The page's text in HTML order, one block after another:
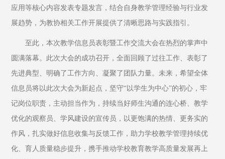
应用等核心内容发表专题发言，结合自身教学管理经验与行业发
展趋势，为教协相关工作开展提供了清晰思路与实践指引。
至此，本次教学信息员表彰暨工作交流大会在热烈的掌声中
圆满落幕。此次大会的成功召开，全面回顾了过往工作、表彰了
先进典型、明确了工作方向、凝聚了团队力量。未来，希望全体
信息员将以此次大会为新起点，坚守“以学生为中心”的初心，牢
记岗位职责，主动担当作为，持续当好师生沟通的连心桥、教学
优化的观察员、学风建设的宣传员，以更饱满的热情、更务实的
作风，扎实做好信息收集与反馈工作，助力学校教学管理持续优
化、育人质量稳步提升，携手推动学校教育教学高质量发展再上